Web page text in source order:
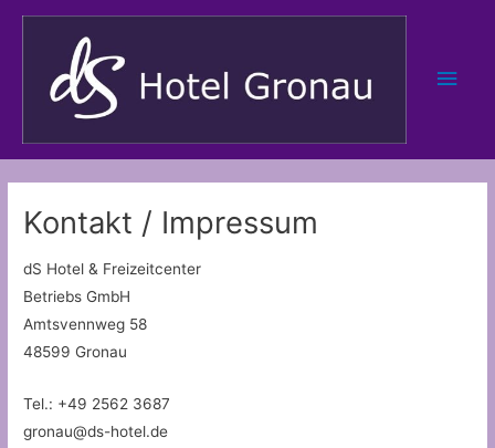
Zum
Kontakt / Impressum
dS Hotel & Freizeitcenter
Betriebs GmbH
Amtsvennweg 58
48599 Gronau
Tel.: +49 2562 3687
gronau@ds-hotel.de